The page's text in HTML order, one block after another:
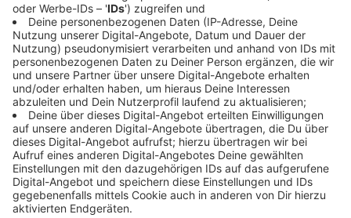
Besonders die Zahl der Taschendiebstähle ist
gestiegen – 14 Mal haben Diebe in der Menge
zugegriffen. Sieben Raubdelikte hat die Polizei
verzeichnet, und 58 Körperverletzungen. Vier Mal
haben Jecke Widerstand gegen Polizeibeamte oder
Ordnungskräfte geleistet. Größere Zwischenfälle hat
es an Karneval bei uns nicht gegeben. Bei den
Karnevalszügen in Hitdorf, Schlebusch, Lützenkirchen,
Opladen und Wiesdorf haben weit über 100.000
Menschen meist fröhlich zusammen gefeiert.
Anzeige